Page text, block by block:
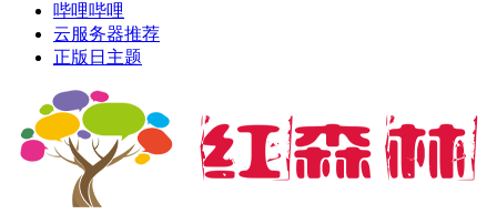
哔哩哔哩
云服务器推荐
正版日主题